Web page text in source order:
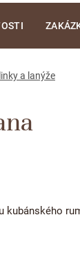
a lanýže
kubánského